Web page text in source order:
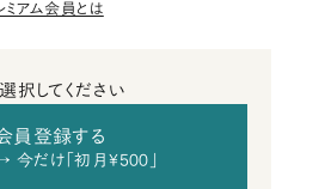
ミアム会員とは
択してください
員登録する
だけ「初月¥500」